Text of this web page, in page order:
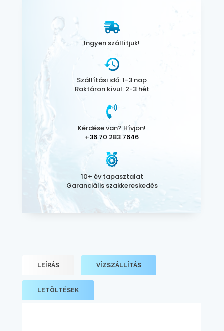
Ingyen szállítjuk!
Szállítási idő: 1-3 nap
Raktáron kívül: 2-3 hét
Kérdése van? Hívjon!
+36 70 283 7646
10+ év tapasztalat
Garanciális szakkereskedés
LEÍRÁS VÍZSZÁLLÍTÁS
LETÖLTÉSEK